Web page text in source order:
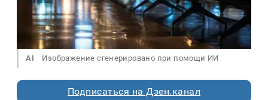
AI Изображение сгенерировано при помощи ИИ
Подписаться на Дзен.канал